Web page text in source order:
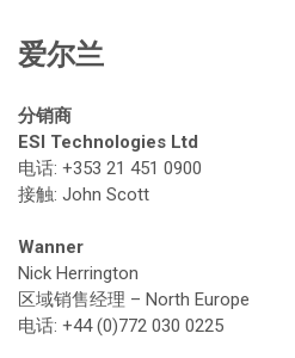
爱尔兰
分销商
ESI Technologies Ltd
电话: +353 21 451 0900
接触: John Scott
Wanner
Nick Herrington
区域销售经理 – North Europe
电话: +44 (0)772 030 0225